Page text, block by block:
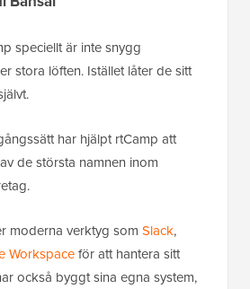
speciellt är inte snygg
stora löften. Istället låter de sitt
har hjälpt rtCamp att
de största namnen inom
moderna verktyg som Slack,
Workspaceför att hantera sitt
också byggt sina egna system,